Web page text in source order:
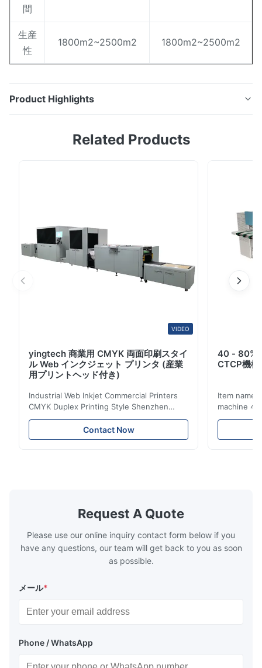
間
生産
性
1800m2~2500m2 1800m2~2500m2
Product Highlights
月の 商標:Yintech 露出エネルギー:50~70mj/Cm2 棚の時
ミニウム 色:青い 成長の温度:23+/-2程度 指定:0.15mm
100pcs/box;0.25mm 50pcs/box;0.30mm 50pcs モデル
NO:FP-100 ゲージ:0...
Related Products
VIDEO
yingtech 商業用 CMYK 両面印刷スタイ
ル Web インクジェット プリンタ (産業
用プリントヘッド付き)
Industrial Web Inkjet Commercial Printers
CMYK Duplex Printing Style Shenzhen
Yintech Co.,LTD is a modern high-tech
enterprise specialized in pre-press plate
making equipment, integrating design, R&D,
UV plate making machine Flexo plate
making machine Monochrome / Dual
Contact Now
40 - 80%
CTCP機
Item name
machine 4-
max format
choose
Request A Quote
Please use our online inquiry contact form below if you
have any questions, our team will get back to you as soon
as possible.
メール*
Phone / WhatsApp